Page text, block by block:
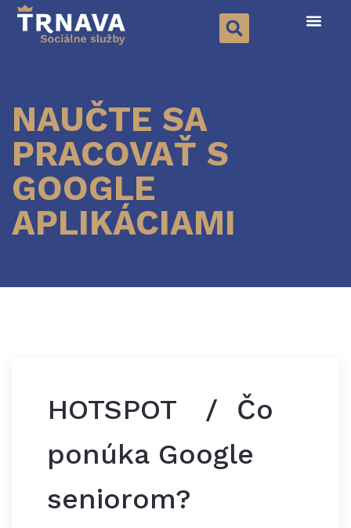
NAUČTE SA
PRACOVAŤ S
GOOGLE
APLIKÁCIAMI
HOTSPOT / Čo
ponúka Google
seniorom?